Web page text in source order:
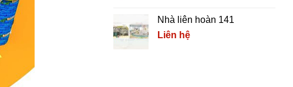
Nhà liên hoàn 141
Liên hệ